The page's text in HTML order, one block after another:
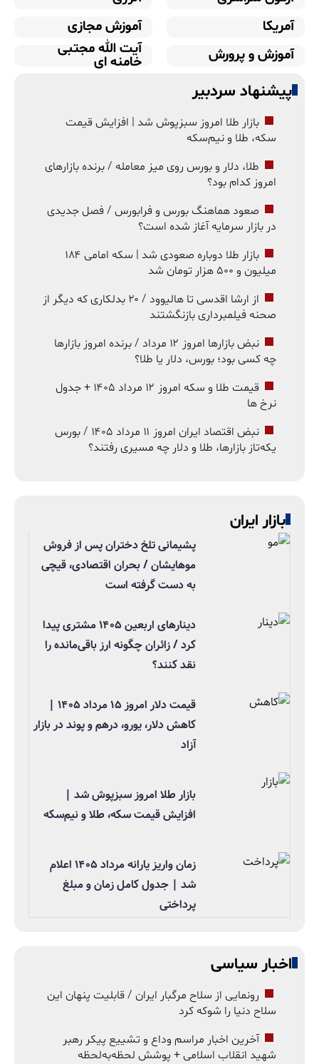
آمریکا
آموزش مجازی
آموزش و پرورش
آیت الله مجتبی
خامنه ای
پیشنهاد سردبیر
بازار طلا امروز سبزپوش شد | افزایش قیمت
سکه، طلا و نیم‌سکه
طلا، دلار و بورس روی میز معامله / برنده بازارهای
امروز کدام بود؟
صعود هماهنگ بورس و فرابورس / فصل جدیدی
در بازار سرمایه آغاز شده است؟
بازار طلا دوباره صعودی شد | سکه امامی ۱۸۴
میلیون و ۵۰۰ هزار تومان شد
از ارشا اقدسی تا هالیوود / ۲۰ بدلکاری که دیگر از
صحنه فیلمبرداری بازنگشتند
نبض بازارها امروز ۱۲ مرداد / برنده امروز بازارها
چه کسی بود؛ بورس، دلار یا طلا؟
قیمت طلا و سکه امروز ۱۲ مرداد ۱۴۰۵ + جدول
نرخ ها
نبض اقتصاد ایران امروز ۱۱ مرداد ۱۴۰۵ / بورس
یکه‌تاز بازارها، طلا و دلار چه مسیری رفتند؟
بازار ایران
پشیمانی تلخ دختران پس از فروش
موهایشان / بحران اقتصادی، قیچی
به دست گرفته است
دینارهای اربعین ۱۴۰۵ مشتری پیدا
کرد / زائران چگونه ارز باقی‌مانده را
نقد کنند؟
قیمت دلار امروز ۱۵ مرداد ۱۴۰۵ |
کاهش دلار، یورو، درهم و پوند در بازار
آزاد
بازار طلا امروز سبزپوش شد |
افزایش قیمت سکه، طلا و نیم‌سکه
زمان واریز یارانه مرداد ۱۴۰۵ اعلام
شد | جدول کامل زمان و مبلغ
پرداختی
اخبار سیاسی
رونمایی از سلاح مرگبار ایران / قابلیت پنهان این
سلاح دنیا را شوکه کرد
آخرین اخبار مراسم وداع و تشییع پیکر رهبر
شهید انقلاب اسلامی + پوشش لحظه‌به‌لحظه